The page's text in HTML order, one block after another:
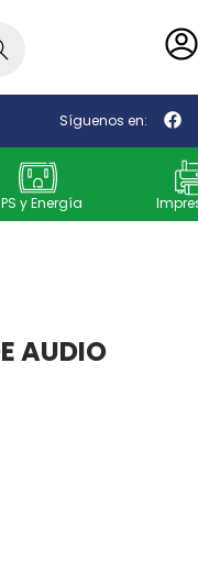
Síguenos en:
y Energía
AUDIO